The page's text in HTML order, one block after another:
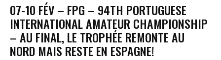
07-10 FÉV – FPG – 94TH PORTUGUESE
INTERNATIONAL AMATEUR CHAMPIONSHIP
– AU FINAL, LE TROPHÉE REMONTE AU
NORD MAIS RESTE EN ESPAGNE!